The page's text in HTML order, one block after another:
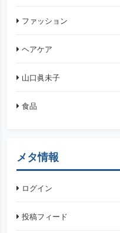
ファッション
ヘアケア
山口眞未子
食品
メタ情報
ログイン
投稿フィード